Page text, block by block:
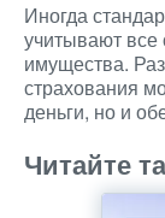
Иногда
учитывают
имущества.
страхования
деньги, но и
Читайте